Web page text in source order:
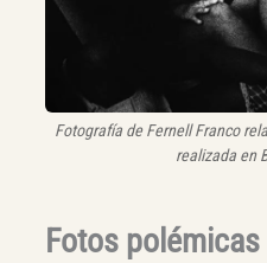
Fotografía de Fernell Franco
realizada en
Fotos